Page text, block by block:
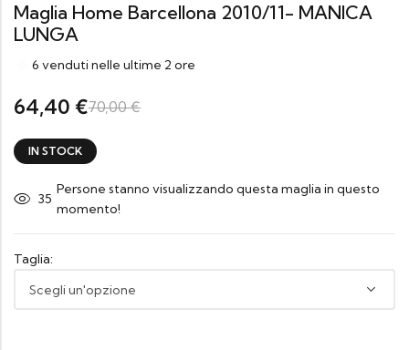
Maglia Home Barcellona 2010/11- MANICA
LUNGA
6 venduti nelle ultime 2 ore
64,40 €70,00€
IN STOCK
35
Persone stanno visualizzando questa maglia in questo
momento!
Taglia: